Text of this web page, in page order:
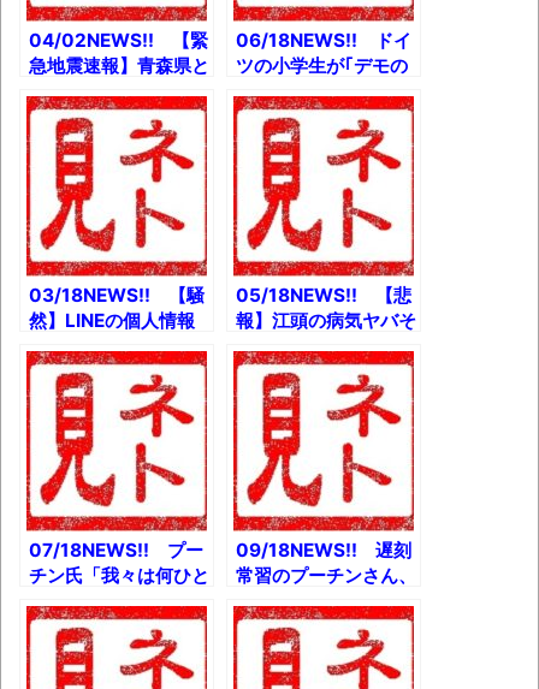
泉進次郎さん、募金を
募って大荒れしてしま
うとか
弁明か」岸田首相、還
流の経緯説明できずと
か
04/02NEWS!! 【緊
急地震速報】青森県と
岩手県で最大震度5弱
の地震とか 【悲報】
人気漫画「薬屋のひと
りごと」作画担当を
4700万円の脱税で告
発とか 「読んでいて
とてもつらい」ハイツ
友の会、まさかの解散
とか
06/18NEWS!! ドイ
ツの小学生が｢デモの
手順｣を学ぶ理由と
か ハメネイ師が安倍
首相との会談で語った
こととか 年金問題の
発生源がなんだこりゃ
案件だったとか
03/18NEWS!! 【騒
然】LINEの個人情報
問題、全ての画像と動
画を韓国に保管！と
か 娘が中学生になっ
たのでその制服を…と
か GIGAZINEの倉庫
破壊問題、判決出ると
か
05/18NEWS!! 【悲
報】江頭の病気ヤバそ
うとか 旦那に有料で
夕食を出してしまう
嫁、発見されるとか
GACKT「コロナよく
ないすか？」「風邪で
すよ」動画発言が波紋
とか
07/18NEWS!! プー
チン氏「我々は何ひと
つ本気を出していな
い」とか 3年ぶりの
夏コミ100「コミケカ
タログ復活ッッ」と
09/18NEWS!! 遅刻
常習のプーチンさん、
待たされる立場にと
か 【悲報】小室圭夫
妻、現在無収入とか
【酷い】Twitter女性